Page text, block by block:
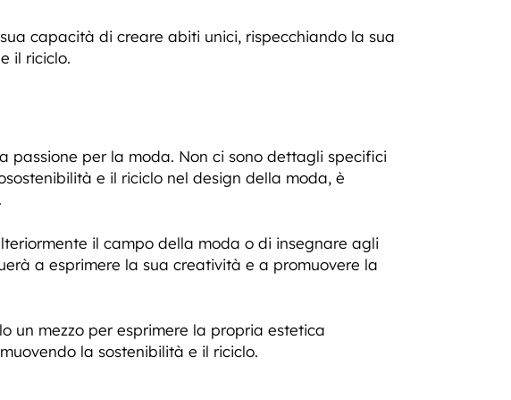
capacità di creare abiti unici, rispecchiando la sua
il riciclo.
passione per la moda. Non ci sono dettagli specifici
e il riciclo nel design della moda, è
il campo della moda o di insegnare agli
a esprimere la sua creatività e a promuovere la
un mezzo per esprimere la propria estetica
la sostenibilità e il riciclo.